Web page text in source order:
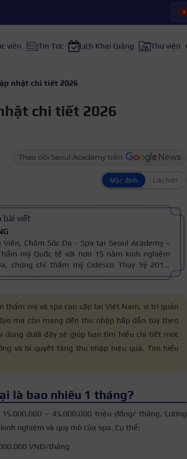
viên Tin Tức Lịch Khai Giảng Thư viện
nhật chi tiết 2026
chi tiết 2026
Mặc định Lớn hơn
bài viết
Chăm Sóc Da - Spa tại Seoul Academy –
mỹ Quốc tế với hơn 15 năm kinh nghiệm
chứng chỉ thẩm mỹ Cidesco Thụy Sỹ 2011,
Body Cibtac Singapore, ban giám khảo Hiệp
thẩm mỹ và spa cao cấp tại Việt Nam, vị trí quản
mà còn mang đến thu nhập hấp dẫn tùy theo
dung dưới đây sẽ giúp bạn tìm hiểu chi tiết mức
và bí quyết tăng thu nhập hiệu quả. Tìm hiểu
là bao nhiêu 1 tháng?
– 45.000.000 triệu đồng/ tháng. Lương
nghiệm và quy mô của spa. Cụ thể:
VNĐ/tháng